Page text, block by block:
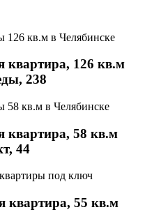
квартира, 126 кв.м
238
квартира, 58 кв.м
44
квартира, 55 кв.м